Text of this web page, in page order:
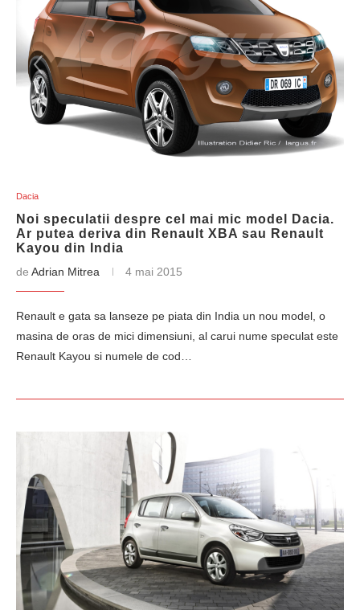
Dacia
Noi speculatii despre cel mai mic model Dacia.
Ar putea deriva din Renault XBA sau Renault
Kayou din India
de Adrian Mitrea 4 mai 2015
Renault e gata sa lanseze pe piata din India un nou model, o
masina de oras de mici dimensiuni, al carui nume speculat este
Renault Kayou si numele de cod…